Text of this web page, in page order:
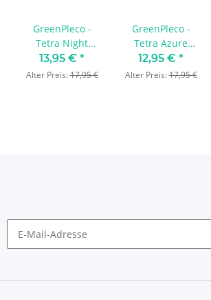
GreenPleco -
Tetra Night
Neon Plushie
13,95 € *
Alter Preis:17,95 €
GreenPleco -
Tetra Azure
Neon Plushie
12,95 € *
Alter Preis:17,95 €